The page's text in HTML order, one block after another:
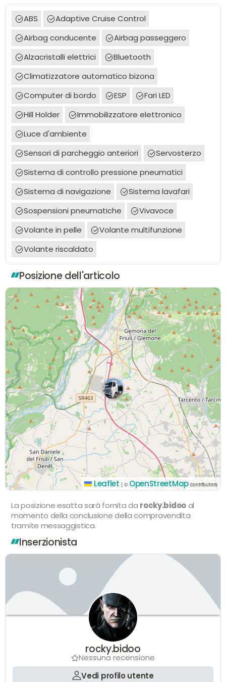
ABS
Adaptive Cruise Control
Airbag conducente
Airbag passeggero
Alzacristalli elettrici
Bluetooth
Climatizzatore automatico bizona
Computer di bordo
ESP
Fari LED
Hill Holder
Immobilizzatore elettronico
Luce d'ambiente
Sensori di parcheggio anteriori
Servosterzo
Sistema di controllo pressione pneumatici
Sistema di navigazione
Sistema lavafari
Sospensioni pneumatiche
Vivavoce
Volante in pelle
Volante multifunzione
Volante riscaldato
Posizione dell'articolo
Leaflet | © OpenStreetMap contributors
La posizione esatta sarà fornita da rocky.bidooal
momento della conclusione della compravendita
tramite messaggistica.
Inserzionista
rocky.bidoo
Nessuna recensione
Vedi profilo utente